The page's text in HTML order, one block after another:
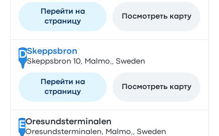
Перейти на
страницу
Посмотреть карту
DSkeppsbron
Skeppsbron 10, Malmo,, Sweden
Перейти на
страницу
Посмотреть карту
EOresundsterminalen
Oresundsterminalen, Malmo,, Sweden